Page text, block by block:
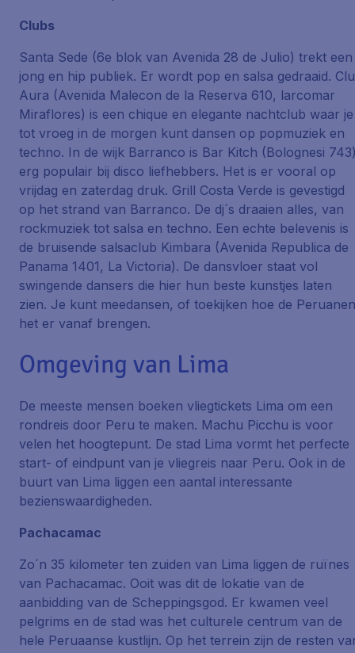
Clubs
Santa Sede (6e blok van Avenida 28 de Julio) trekt een
jong en hip publiek. Er wordt pop en salsa gedraaid.
Aura (Avenida Malecon de la Reserva 610, larcomar
Miraflores) is een chique en elegante nachtclub waar je
tot vroeg in de morgen kunt dansen op popmuziek en
techno. In de wijk Barranco is Bar Kitch (Bolognesi
erg populair bij disco liefhebbers. Het is er vooral op
vrijdag en zaterdag druk. Grill Costa Verde is gevestigd
op het strand van Barranco. De dj´s draaien alles, van
rockmuziek tot salsa en techno. Een echte belevenis is
de bruisende salsaclub Kimbara (Avenida Republica de
Panama 1401, La Victoria). De dansvloer staat vol
swingende dansers die hier hun beste kunstjes laten
zien. Je kunt meedansen, of toekijken hoe de Peruanen
het er vanaf brengen.
Omgeving van Lima
De meeste mensen boeken vliegtickets Lima om een
rondreis door Peru te maken. Machu Picchu is voor
velen het hoogtepunt. De stad Lima vormt het perfecte
start- of eindpunt van je vliegreis naar Peru. Ook in de
buurt van Lima liggen een aantal interessante
bezienswaardigheden.
Pachacamac
Zo´n 35 kilometer ten zuiden van Lima liggen de ruïnes
van Pachacamac. Ooit was dit de lokatie van de
aanbidding van de Scheppingsgod. Er kwamen veel
pelgrims en de stad was het culturele centrum van de
hele Peruaanse kustlijn. Op het terrein zijn de resten